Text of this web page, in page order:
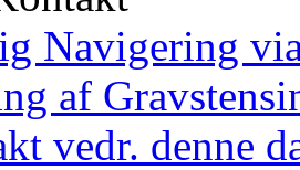
Navigering
af
vedr. denne